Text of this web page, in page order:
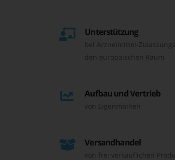
Unterstützung
bei Arzneimittel-
den europäischen Raum
Aufbau und Vertrieb
von Eigenmarken
Versandhandel
von frei verkäuflichen